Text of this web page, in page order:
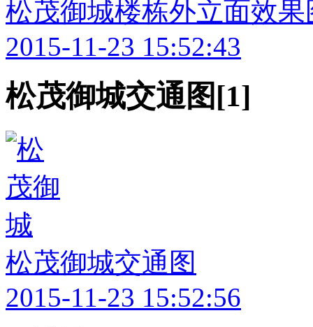
松茂御城楼栋外立面效果
2015-11-23 15:52:43
松茂御城交通图[1]
松茂御城交通图
2015-11-23 15:52:56